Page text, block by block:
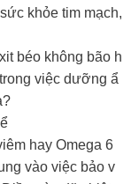
khỏe tim mạch,
béo không bão h
việc dưỡng ẩ
hay Omega 6
vào việc bảo v